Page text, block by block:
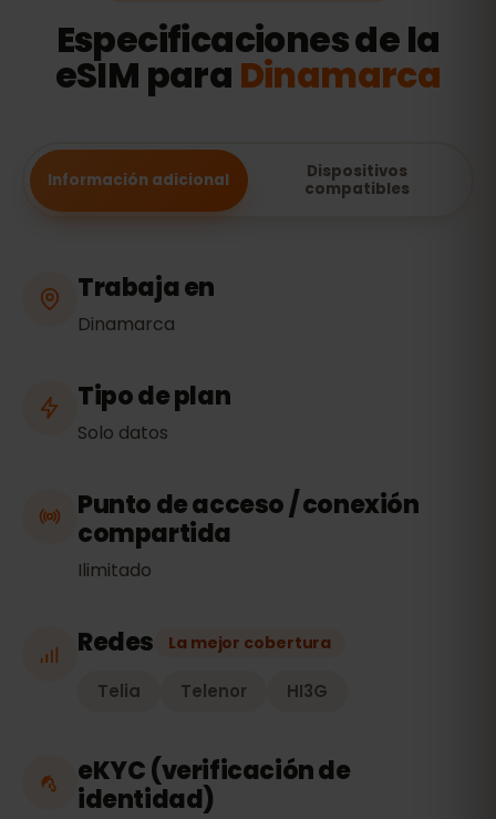
Especificaciones de la
eSIM para Dinamarca
Información adicional
Dispositivos
compatibles
Trabaja en
Dinamarca
Tipo de plan
Solo datos
Punto de acceso / conexión
compartida
Ilimitado
Redes La mejor cobertura
Telia Telenor HI3G
eKYC (verificación de
identidad)